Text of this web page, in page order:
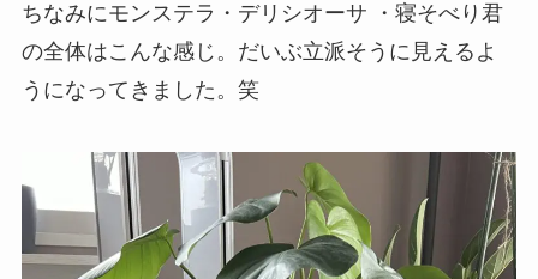
ちなみにモンステラ・デリシオーサ ・寝そべり君
の全体はこんな感じ。だいぶ立派そうに見えるよ
うになってきました。笑